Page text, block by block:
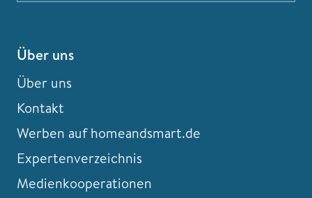
Über uns
Über uns
Kontakt
Werben auf homeandsmart.de
Expertenverzeichnis
Medienkooperationen